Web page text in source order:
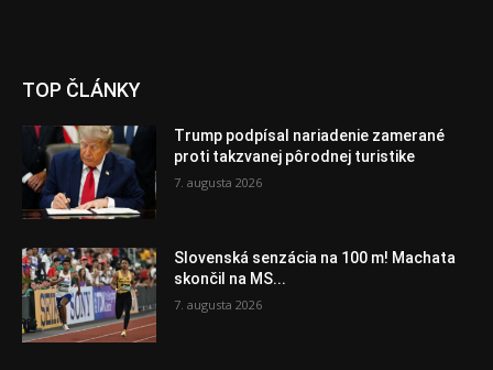
TOP ČLÁNKY
Trump podpísal nariadenie zamerané
proti takzvanej pôrodnej turistike
7. augusta 2026
Slovenská senzácia na 100 m! Machata
skončil na MS...
7. augusta 2026